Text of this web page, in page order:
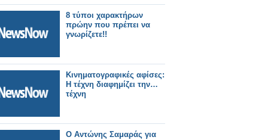
8 τύποι χαρακτήρων
πρώην που πρέπει να
γνωρίζετε!!
Κινηματογραφικές αφίσες:
Η τέχνη διαφημίζει την…
τέχνη
Ο Αντώνης Σαμαράς για